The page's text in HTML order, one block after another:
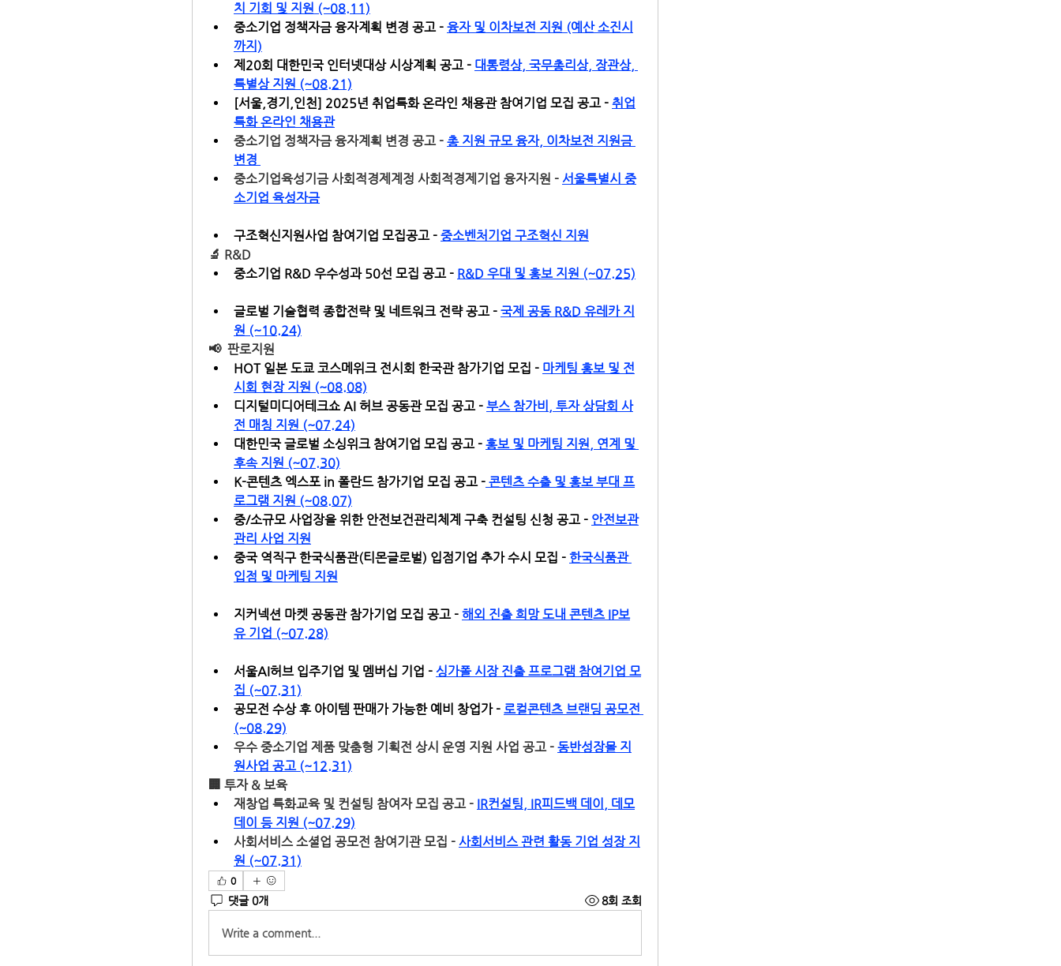
치 기회 및 지원 (~08.11)
중소기업 정책자금 융자계획 변경 공고 - 융자 및 이차보전 지원 (예산 소진시
까지)
제20회 대한민국 인터넷대상 시상계획 공고 - 대통령상, 국무총리상, 장관상,
특별상 지원 (~08.21)
[서울,경기,인천] 2025년 취업특화 온라인 채용관 참여기업 모집 공고 - 취업
특화 온라인 채용관
중소기업 정책자금 융자계획 변경 공고 - 총 지원 규모 융자, 이차보전 지원금
변경
중소기업육성기금 사회적경제계정 사회적경제기업 융자지원 - 서울특별시 중
소기업 육성자금
구조혁신지원사업 참여기업 모집공고 - 중소벤처기업 구조혁신 지원
🔬 R&D
중소기업 R&D 우수성과 50선 모집 공고 - R&D 우대 및 홍보 지원 (~07.25)
글로벌 기술협력 종합전략 및 네트워크 전략 공고 - 국제 공동 R&D 유레카 지
원 (~10.24)
📢 판로지원
HOT 일본 도쿄 코스메위크 전시회 한국관 참가기업 모집 - 마케팅 홍보 및 전
시회 현장 지원 (~08.08)
디지털미디어테크쇼 AI 허브 공동관 모집 공고 - 부스 참가비, 투자 상담회 사
전 매칭 지원 (~07.24)
대한민국 글로벌 소싱위크 참여기업 모집 공고 - 홍보 및 마케팅 지원, 연계 및
후속 지원 (~07.30)
K-콘텐츠 엑스포 in 폴란드 참가기업 모집 공고 - 콘텐츠 수출 및 홍보 부대 프
로그램 지원 (~08.07)
중/소규모 사업장을 위한 안전보건관리체계 구축 컨설팅 신청 공고 - 안전보관
관리 사업 지원
중국 역직구 한국식품관(티몬글로벌) 입점기업 추가 수시 모집 - 한국식품관
입점 및 마케팅 지원
지커넥션 마켓 공동관 참가기업 모집 공고 - 해외 진출 희망 도내 콘텐츠 IP보
유 기업 (~07.28)
서울AI허브 입주기업 및 멤버십 기업 - 싱가폴 시장 진출 프로그램 참여기업 모
집 (~07.31)
공모전 수상 후 아이템 판매가 가능한 예비 창업가 - 로컬콘텐츠 브랜딩 공모전
(~08.29)
우수 중소기업 제품 맞춤형 기획전 상시 운영 지원 사업 공고 - 동반성장몰 지
원사업 공고 (~12.31)
🏢 투자 & 보육
재창업 특화교육 및 컨설팅 참여자 모집 공고 - IR컨설팅, IR피드백 데이, 데모
데이 등 지원 (~07.29)
사회서비스 소셜업 공모전 참여기관 모집 - 사회서비스 관련 활동 기업 성장 지
원 (~07.31)
0
댓글 0개 8회 조회
Write a comment...